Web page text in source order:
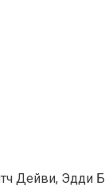
Дейви, Эдди